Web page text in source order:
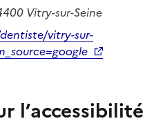
Vitry-sur-Seine
vitry-sur-
l’accessibilité